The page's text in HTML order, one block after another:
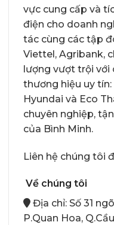
vực cung cấp và
điện cho doanh
tác cùng các tập
Viettel, Agribank,
lượng vượt trội với
thương hiệu uy
Hyundai và Eco
chuyên nghiệp,
của Bình Minh.
Liên hệ chúng tôi
Về chúng tôi
Địa chỉ: Số 31
P.Quan Hoa,